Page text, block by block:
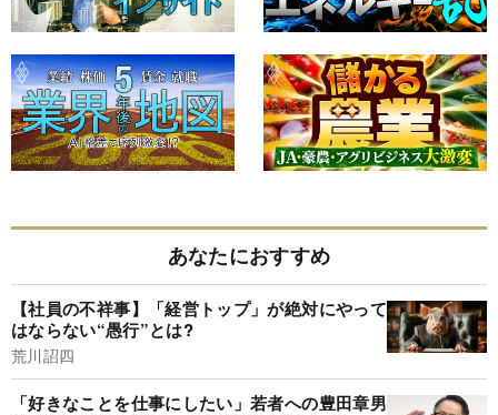
あなたにおすすめ
【社員の不祥事】「経営トップ」が絶対にやって
はならない“愚行”とは?
荒川詔四
「好きなことを仕事にしたい」若者への豊田章男